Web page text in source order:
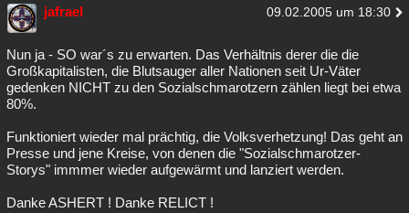
jafrael 09.02.2005 um 18:30
Nun ja - SO war´s zu erwarten. Das Verhältnis derer die die
Großkapitalisten, die Blutsauger aller Nationen seit Ur-Väter
gedenken NICHT zu den Sozialschmarotzern zählen liegt bei etwa
80%.
Funktioniert wieder mal prächtig, die Volksverhetzung! Das geht an
Presse und jene Kreise, von denen die "Sozialschmarotzer-
Storys" immmer wieder aufgewärmt und lanziert werden.
Danke ASHERT ! Danke RELICT !